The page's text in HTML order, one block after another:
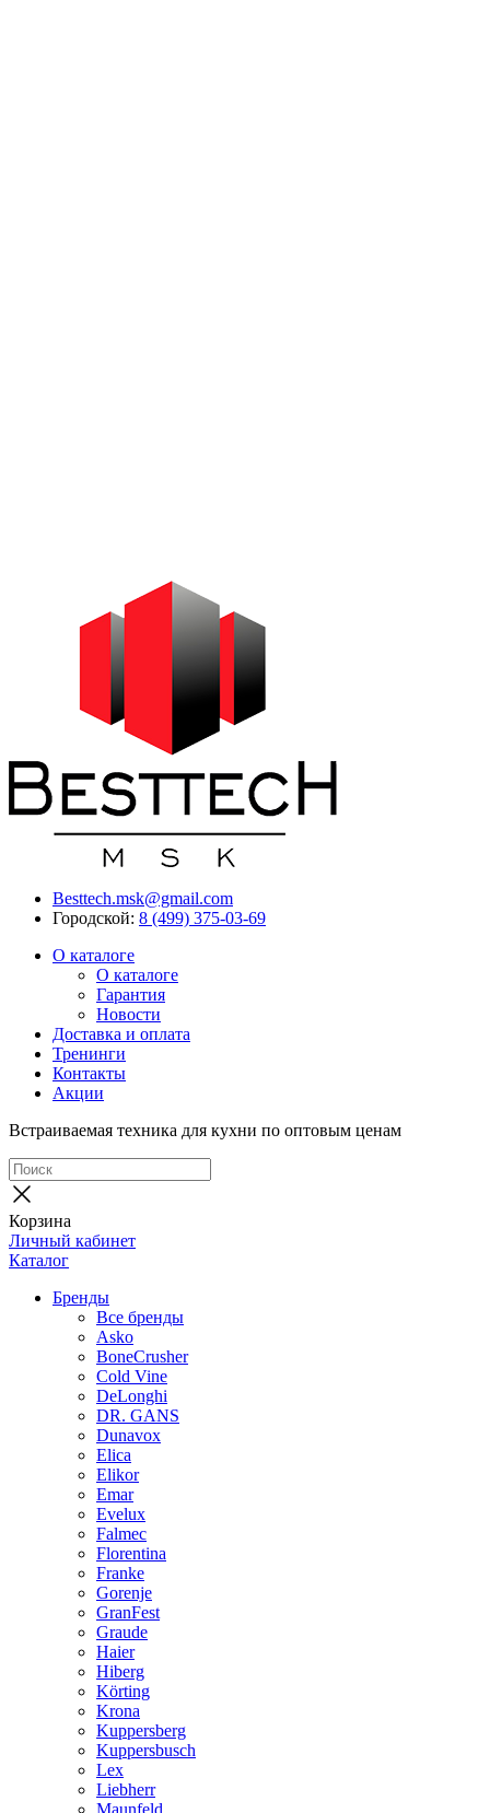
Besttech.msk@gmail.com
Городской: 8 (499) 375-03-69
О каталоге
О каталоге
Гарантия
Новости
Доставка и оплата
Тренинги
Контакты
Акции
Встраиваемая техника для кухни по оптовым ценам
Корзина
Личный кабинет
Каталог
Бренды
Все бренды
Asko
BoneCrusher
Cold Vine
DeLonghi
DR. GANS
Dunavox
Elica
Elikor
Emar
Evelux
Falmec
Florentina
Franke
Gorenje
GranFest
Graude
Haier
Hiberg
Körting
Krona
Kuppersberg
Kuppersbusch
Lex
Liebherr
Maunfeld